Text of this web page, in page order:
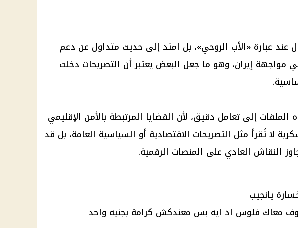
عند عبارة «الأب الروحي»، بل امتد إلى حديث متداول عن دعم
مواجهة إيران، وهو ما جعل البعض يعتبر أن التصريحات دخلت
إلى تعامل دقيق، لأن القضايا المرتبطة بالأمن الإقليمي
لا تُقرأ مثل التصريحات الاقتصادية أو السياسية العامة، بل قد
النقاش العادي على المنصات الرقمية.
يانجيب
معاك فلوس اد ايه بس معندكش كرامة بجنيه واحد